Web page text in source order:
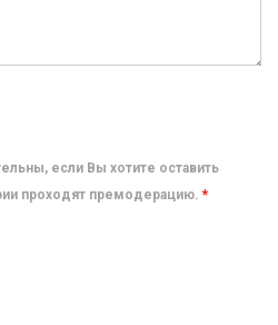
если Вы хотите оставить
проходят премодерацию. *